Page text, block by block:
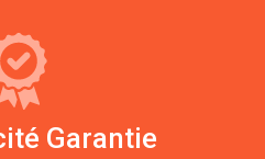
Garantie